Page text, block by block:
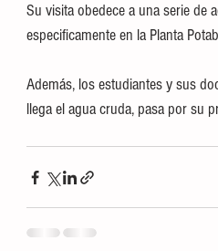
Su visita obedece a una serie de
especificamente en la Planta
Además, los estudiantes y sus
llega el agua cruda, pasa por su